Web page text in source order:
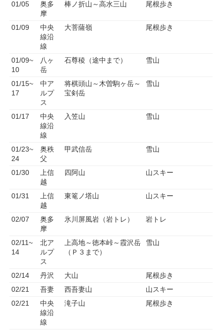
01/05
奥多
摩
棒ノ折山～高水三山 尾根歩き
01/09
中央
線沿
線
大菩薩嶺 尾根歩き
01/09~
10
八ヶ
岳
石尊稜（途中まで） 雪山
01/15~
17
中ア
ルプ
ス
将棋頭山～木曽駒ヶ岳～
宝剣岳
雪山
01/17
中央
線沿
線
入笠山 雪山
01/23~
24
奥秩
父
甲武信岳 雪山
01/30
上信
越
四阿山 山スキー
01/31
上信
越
東篭ノ塔山 山スキー
02/07
奥多
摩
氷川屏風岩（岩トレ） 岩トレ
02/11~
14
北ア
ルプ
ス
上高地～徳本峠～霞沢岳
（Ｐ３まで）
雪山
02/14 丹沢 大山
尾根歩き
02/21
吾妻 西吾妻山
山スキー
02/21
中央
線沿
線
滝子山 尾根歩き